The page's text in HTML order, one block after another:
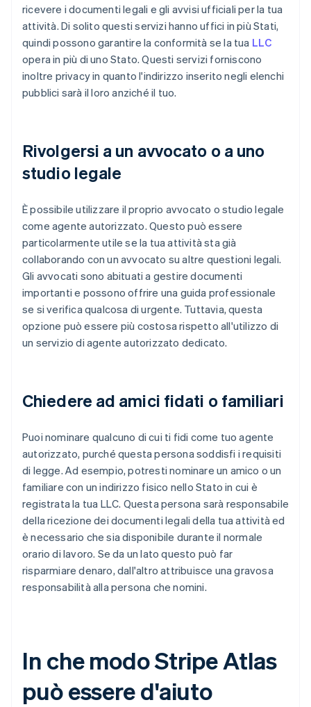
ricevere i documenti legali e gli avvisi ufficiali per la tua
attività. Di solito questi servizi hanno uffici in più Stati,
quindi possono garantire la conformità se la tua LLC
opera in più di uno Stato. Questi servizi forniscono
inoltre privacy in quanto l'indirizzo inserito negli elenchi
pubblici sarà il loro anziché il tuo.
Rivolgersi a un avvocato o a uno
studio legale
È possibile utilizzare il proprio avvocato o studio legale
come agente autorizzato. Questo può essere
particolarmente utile se la tua attività sta già
collaborando con un avvocato su altre questioni legali.
Gli avvocati sono abituati a gestire documenti
importanti e possono offrire una guida professionale
se si verifica qualcosa di urgente. Tuttavia, questa
opzione può essere più costosa rispetto all'utilizzo di
un servizio di agente autorizzato dedicato.
Chiedere ad amici fidati o familiari
Puoi nominare qualcuno di cui ti fidi come tuo agente
autorizzato, purché questa persona soddisfi i requisiti
di legge. Ad esempio, potresti nominare un amico o un
familiare con un indirizzo fisico nello Stato in cui è
registrata la tua LLC. Questa persona sarà responsabile
della ricezione dei documenti legali della tua attività ed
è necessario che sia disponibile durante il normale
orario di lavoro. Se da un lato questo può far
risparmiare denaro, dall'altro attribuisce una gravosa
responsabilità alla persona che nomini.
In che modo Stripe Atlas
può essere d'aiuto